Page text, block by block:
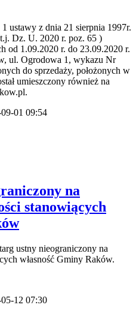
ustawy z dnia 21 sierpnia 1997r.
Dz. U. 2020 r. poz. 65 )
od 1.09.2020 r. do 23.09.2020 r.
ul. Ogrodowa 1, wykazu Nr
do sprzedaży, położonych w
umieszczony również na
01 09:54
na
stanowiących
ustny nieograniczony na
własność Gminy Raków.
12 07:30